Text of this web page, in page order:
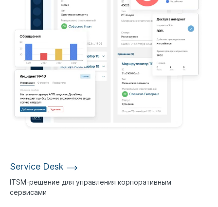
Service Desk
ITSM-решение для управления корпоративным
сервисами